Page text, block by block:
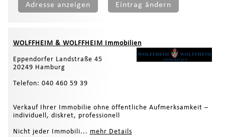
Adresse anzeigen Eintrag ändern
WOLFFHEIM & WOLFFHEIM Immobilien
Eppendorfer Landstraße 45
20249 Hamburg
Telefon: 040 460 59 39
Verkauf Ihrer Immobilie ohne öffentliche Aufmerksamkeit –
individuell, diskret, professionell
Nicht jeder Immobili... mehr Details